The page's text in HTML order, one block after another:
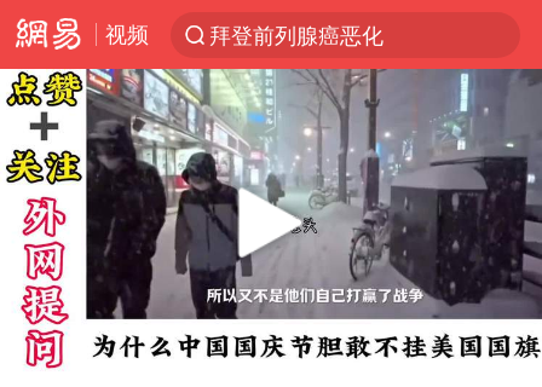
视频
拜登前列腺癌恶化
光影经济撬动暑期消费新蓝海
“伊斯兰版北约”出现
“白海豚”最新位置公布
外国游客的“中国游三件套”火了
上海大部迎大暴雨
以军士兵把枪口对准中国记者
Play
00:00 02:33